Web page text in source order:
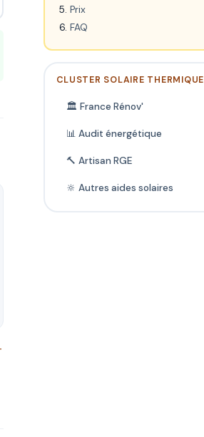
Prix
FAQ
CLUSTER SOLAIRE THERMIQUE
🏛️ France Rénov'
📊 Audit énergétique
🔨 Artisan RGE
🔆 Autres aides solaires